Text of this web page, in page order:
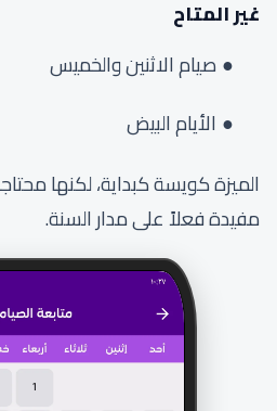
غير المتاح
صيام الاثنين والخميس
الأيام البيض
الميزة كويسة كبداية، لكنها
مفيدة فعلاً على مدار السنة.